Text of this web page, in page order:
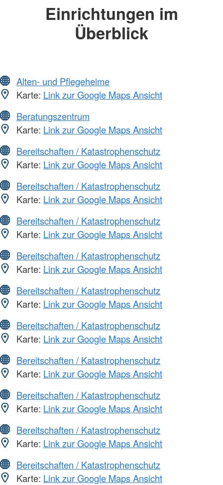
Einrichtungen im
Überblick
Alten- und Pflegeheime
Karte: Link zur Google Maps Ansicht
Beratungszentrum
Karte: Link zur Google Maps Ansicht
Bereitschaften / Katastrophenschutz
Karte: Link zur Google Maps Ansicht
Bereitschaften / Katastrophenschutz
Karte: Link zur Google Maps Ansicht
Bereitschaften / Katastrophenschutz
Karte: Link zur Google Maps Ansicht
Bereitschaften / Katastrophenschutz
Karte: Link zur Google Maps Ansicht
Bereitschaften / Katastrophenschutz
Karte: Link zur Google Maps Ansicht
Bereitschaften / Katastrophenschutz
Karte: Link zur Google Maps Ansicht
Bereitschaften / Katastrophenschutz
Karte: Link zur Google Maps Ansicht
Bereitschaften / Katastrophenschutz
Karte: Link zur Google Maps Ansicht
Bereitschaften / Katastrophenschutz
Karte: Link zur Google Maps Ansicht
Bereitschaften / Katastrophenschutz
Karte: Link zur Google Maps Ansicht